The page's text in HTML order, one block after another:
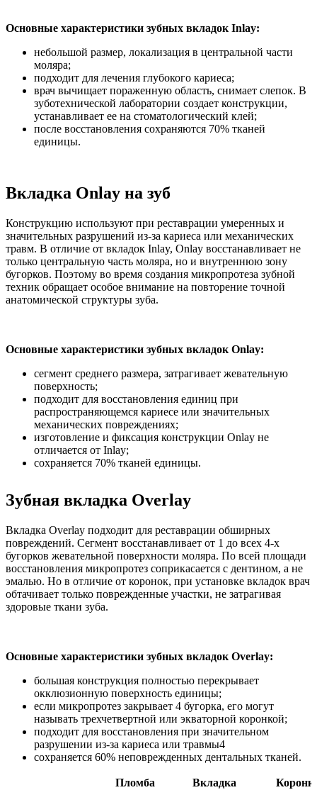
Основные характеристики зубных вкладок Inlay:
небольшой размер, локализация в центральной части
моляра;
подходит для лечения глубокого кариеса;
врач вычищает пораженную область, снимает слепок. В
зуботехнической лаборатории создает конструкции,
устанавливает ее на стоматологический клей;
после восстановления сохраняются 70% тканей
единицы.
Вкладка Onlay на зуб
Конструкцию используют при реставрации умеренных и
значительных разрушений из-за кариеса или механических
травм. В отличие от вкладок Inlay, Onlay восстанавливает не
только центральную часть моляра, но и внутреннюю зону
бугорков. Поэтому во время создания микропротеза зубной
техник обращает особое внимание на повторение точной
анатомической структуры зуба.
Основные характеристики зубных вкладок Onlay:
сегмент среднего размера, затрагивает жевательную
поверхность;
подходит для восстановления единиц при
распространяющемся кариесе или значительных
механических повреждениях;
изготовление и фиксация конструкции Onlay не
отличается от Inlay;
сохраняется 70% тканей единицы.
Зубная вкладка Overlay
Вкладка Overlay подходит для реставрации обширных
повреждений. Сегмент восстанавливает от 1 до всех 4-х
бугорков жевательной поверхности моляра. По всей площади
восстановления микропротез соприкасается с дентином, а не
эмалью. Но в отличие от коронок, при установке вкладок врач
обтачивает только поврежденные участки, не затрагивая
здоровые ткани зуба.
Основные характеристики зубных вкладок Overlay:
большая конструкция полностью перекрывает
окклюзионную поверхность единицы;
если микропротез закрывает 4 бугорка, его могут
называть трехчетвертной или экваторной коронкой;
подходит для восстановления при значительном
разрушении из-за кариеса или травмы4
сохраняется 60% неповрежденных дентальных тканей.
Пломба Вкладка